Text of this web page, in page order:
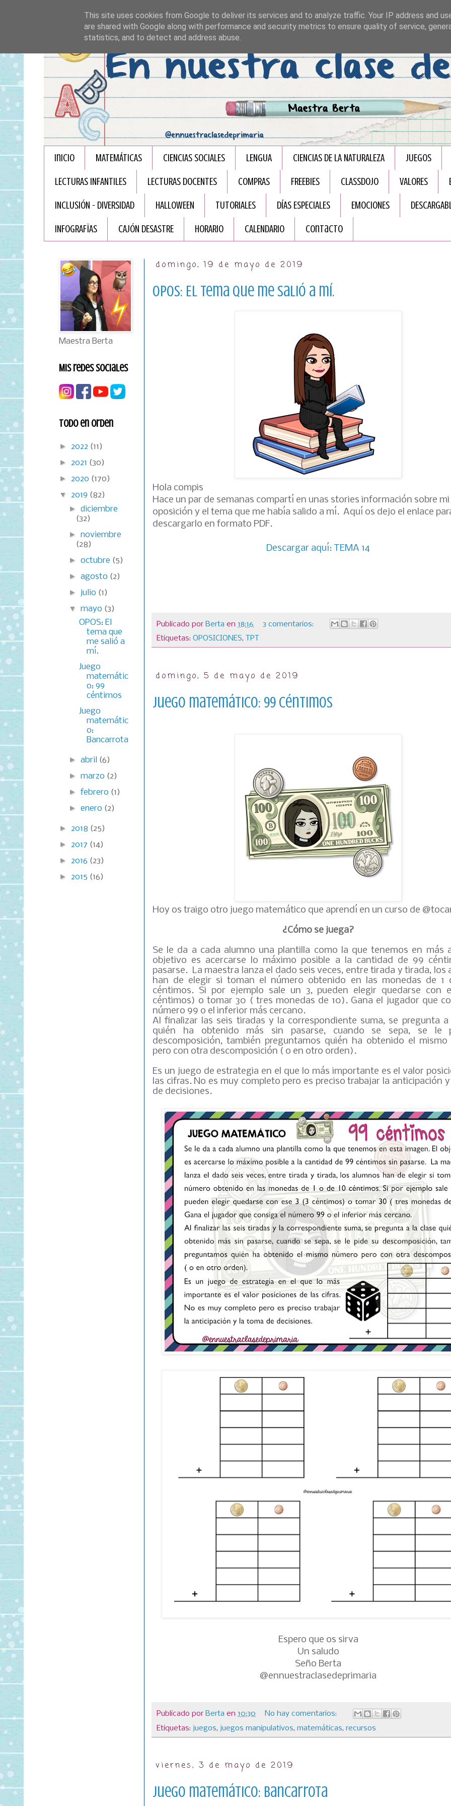
Inicio MATEMÁTICAS CIENCIAS SOCIALES LENGUA CIENCIAS DE LA NATURALEZA JUEGOS
LECTURAS INFANTILES LECTURAS DOCENTES COMPRAS FREEBIES CLASSDOJO VALORES
INCLUSIÓN - DIVERSIDAD HALLOWEEN TUTORIALES DÍAS ESPECIALES EMOCIONES
INFOGRAFÏAS CAJÓN DESASTRE HORARIO CALENDARIO Contacto
domingo, 19 de mayo de 2019
OPOS: El tema que me salió a mí.
Hola compis
Hace un par de semanas compartí en unas stories información sobre mi
oposición y el tema que me había salido a mí. Aquí os dejo el enlace
descargarlo en formato PDF.
Descargar aquí: TEMA 14
Publicado por Berta en 18:16
3 comentarios:
Etiquetas: OPOSICIONES, TPT
domingo, 5 de mayo de 2019
Juego matemático: 99 céntimos
Hoy os traigo otro juego matemático que aprendí en un curso de
¿Cómo se juega?
Se le da a cada alumno una plantilla como la que tenemos en más
objetivo es acercarse lo máximo posible a la cantidad de 99
pasarse. La maestra lanza el dado seis veces, entre tirada y tirada, los
han de elegir si toman el número obtenido en las monedas de 1
céntimos. Si por ejemplo sale un 3, pueden elegir quedarse con
céntimos) o tomar 30 ( tres monedas de 10). Gana el jugador que
número 99 o el inferior más cercano.
Al finalizar las seis tiradas y la correspondiente suma, se pregunta a
quién ha obtenido más sin pasarse, cuando se sepa, se le
descomposición, también preguntamos quién ha obtenido el mismo
pero con otra descomposición ( o en otro orden).
Es un juego de estrategia en el que lo más importante es el valor
las cifras. No es muy completo pero es preciso trabajar la anticipación
de decisiones.
Espero que os sirva
Un saludo
Seño Berta
@ennuestraclasedeprimaria
Publicado por Berta en 10:30
No hay comentarios:
Etiquetas: juegos, juegos manipulativos, matemáticas, recursos
viernes, 3 de mayo de 2019
Juego matemático: Bancarrota
Maestra Berta
Mis redes sociales
Todo en orden
► 2022 (11)
► 2021 (30)
► 2020 (170)
▼ 2019 (82)
►diciembre
(32)
►noviembre
(28)
►octubre (5)
►agosto (2)
► julio (1)
▼mayo (3)
OPOS: El
tema que
me salió a
mí.
Juego
matemátic
o: 99
céntimos
Juego
matemátic
o:
Bancarrota
►abril (6)
►marzo (2)
►febrero (1)
►enero (2)
► 2018 (25)
► 2017 (14)
► 2016 (23)
► 2015 (16)
This site uses cookies from Google to deliver its services and to analyze traffic. Your IP address and
are shared with Google along with performance and security metrics to ensure quality of service,
statistics, and to detect and address abuse.